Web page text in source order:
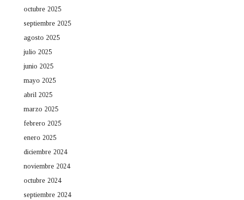
octubre 2025
septiembre 2025
agosto 2025
julio 2025
junio 2025
mayo 2025
abril 2025
marzo 2025
febrero 2025
enero 2025
diciembre 2024
noviembre 2024
octubre 2024
septiembre 2024